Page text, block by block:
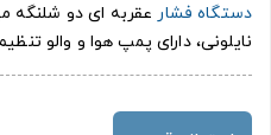
دستگاه فشار
نایلونی، دارای پمپ هوا و والو تنظیم، دقت: +-